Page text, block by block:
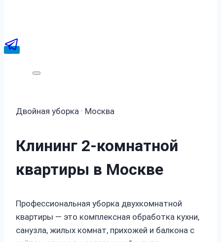
Двойная уборка · Москва
Клининг 2-комнатной
квартиры в Москве
Профессиональная уборка двухкомнатной
квартиры — это комплексная обработка кухни,
санузла, жилых комнат, прихожей и балкона с